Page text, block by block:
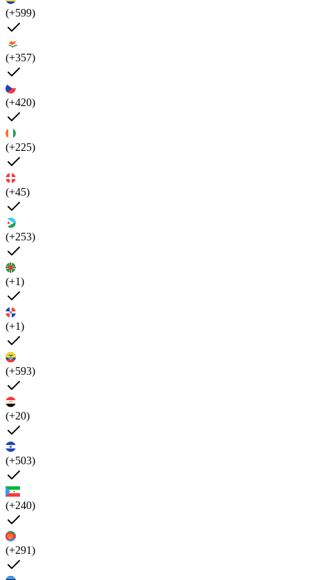
(+599)
(+357)
(+420)
(+225)
(+45)
(+253)
(+1)
(+1)
(+593)
(+20)
(+503)
(+240)
(+291)